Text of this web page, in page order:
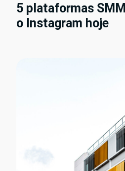
5 plataformas
o Instagram hoje